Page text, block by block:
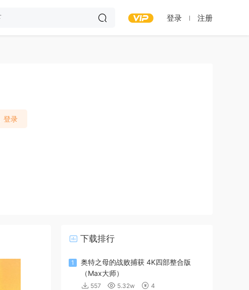
登录 注册
登录
下载排行
1
奥特之母的战败捕获 4K四部整合版
（Max大师）
557 5.32w 4